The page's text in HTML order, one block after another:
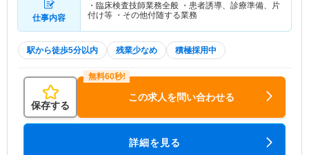
仕事内容
・臨床検査技師業務全般 ・患者誘導、診療準備、片
付け等 ・その他付随する業務
駅から徒歩5分以内 残業少なめ 積極採用中
保存する
この求人を問い合わせる
詳細を見る